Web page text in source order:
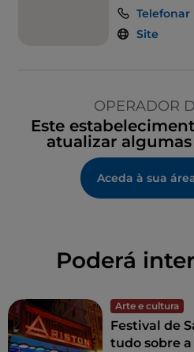
Telefonar
Site
OPERADOR
Este
atualizar
Aceda à sua
Poderá
Arte e cultura
Festival de
tudo sobre